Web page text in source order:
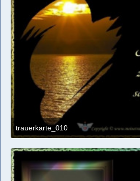
trauerkarte_010
29. September 2017 um 14:16